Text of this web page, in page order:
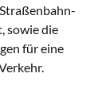
sowie die
für eine